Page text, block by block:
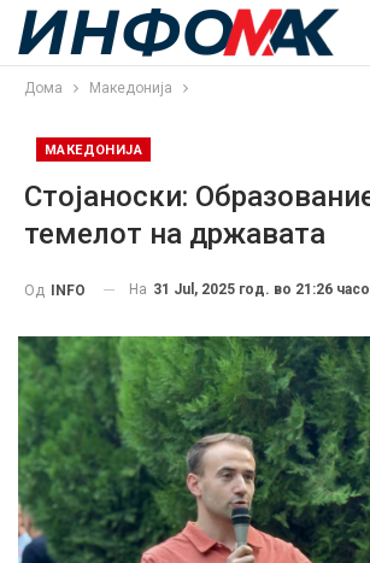
Дома Македонија
МАКЕДОНИЈА
Стојаноски:
темелот на државата
Од INFO На 31 Jul, 2025 год. во 21:26